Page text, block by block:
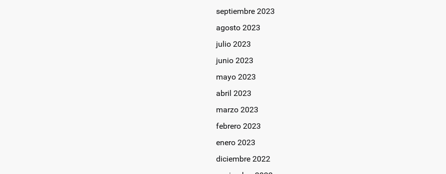
septiembre 2023
agosto 2023
julio 2023
junio 2023
mayo 2023
abril 2023
marzo 2023
febrero 2023
enero 2023
diciembre 2022